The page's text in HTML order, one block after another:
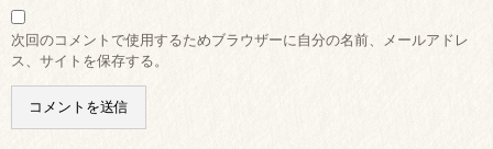
次回のコメントで使用するためブラウザーに自分の名前、メールアドレ
ス、サイトを保存する。